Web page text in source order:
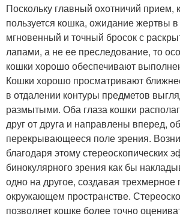
Поскольку главный охотничий прием,
пользуется кошка, ожидание жертвы
мгновенный и точный бросок с
лапами, а не ее преследование, то
кошки хорошо обеспечивают
Кошки хорошо просматривают
в отдалении контуры предметов
размытыми. Оба глаза кошки
друг от друга и направлены вперед,
перекрывающееся поле зрения.
благодаря этому стереоскопических
бинокулярного зрения как бы
одно на другое, создавая трехмерное
окружающем пространстве.
позволяет кошке более точно